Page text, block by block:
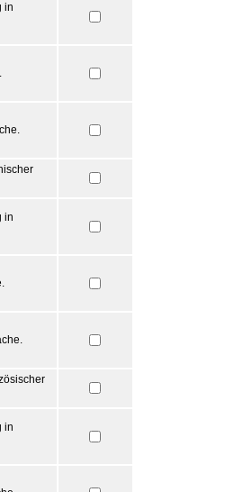
in
in
in